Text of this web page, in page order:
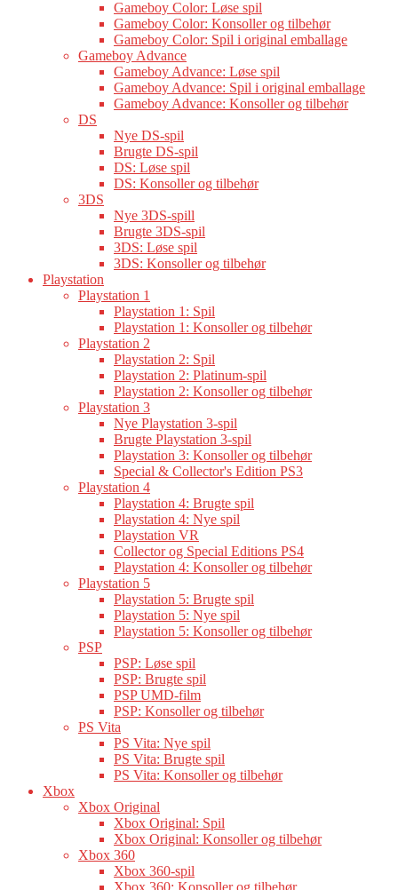
Gameboy Color: Løse spil
Gameboy Color: Konsoller og tilbehør
Gameboy Color: Spil i original emballage
Gameboy Advance
Gameboy Advance: Løse spil
Gameboy Advance: Spil i original emballage
Gameboy Advance: Konsoller og tilbehør
DS
Nye DS-spil
Brugte DS-spil
DS: Løse spil
DS: Konsoller og tilbehør
3DS
Nye 3DS-spill
Brugte 3DS-spil
3DS: Løse spil
3DS: Konsoller og tilbehør
Playstation
Playstation 1
Playstation 1: Spil
Playstation 1: Konsoller og tilbehør
Playstation 2
Playstation 2: Spil
Playstation 2: Platinum-spil
Playstation 2: Konsoller og tilbehør
Playstation 3
Nye Playstation 3-spil
Brugte Playstation 3-spil
Playstation 3: Konsoller og tilbehør
Special & Collector's Edition PS3
Playstation 4
Playstation 4: Brugte spil
Playstation 4: Nye spil
Playstation VR
Collector og Special Editions PS4
Playstation 4: Konsoller og tilbehør
Playstation 5
Playstation 5: Brugte spil
Playstation 5: Nye spil
Playstation 5: Konsoller og tilbehør
PSP
PSP: Løse spil
PSP: Brugte spil
PSP UMD-film
PSP: Konsoller og tilbehør
PS Vita
PS Vita: Nye spil
PS Vita: Brugte spil
PS Vita: Konsoller og tilbehør
Xbox
Xbox Original
Xbox Original: Spil
Xbox Original: Konsoller og tilbehør
Xbox 360
Xbox 360-spil